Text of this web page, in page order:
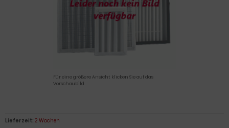
Für eine größere Ansicht klicken Sie auf das
Vorschaubild
Lieferzeit: 2 Wochen